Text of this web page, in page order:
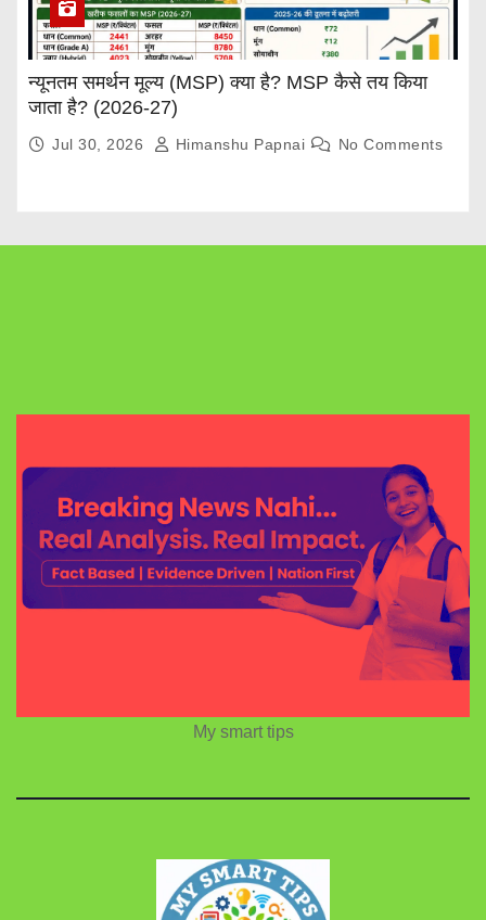
न्यूनतम समर्थन मूल्य (MSP) क्या है? MSP कैसे तय किया
जाता है? (2026-27)
Jul 30, 2026 Himanshu Papnai No Comments
My smart tips